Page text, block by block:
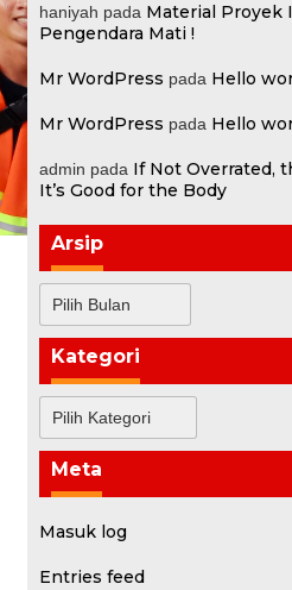
haniyah pada Material Proyek
Pengendara Mati !
Mr WordPress pada Hello
Mr WordPress pada Hello
admin pada If Not Overrated,
It’s Good for the Body
Arsip
Kategori
Meta
Masuk log
Entries feed